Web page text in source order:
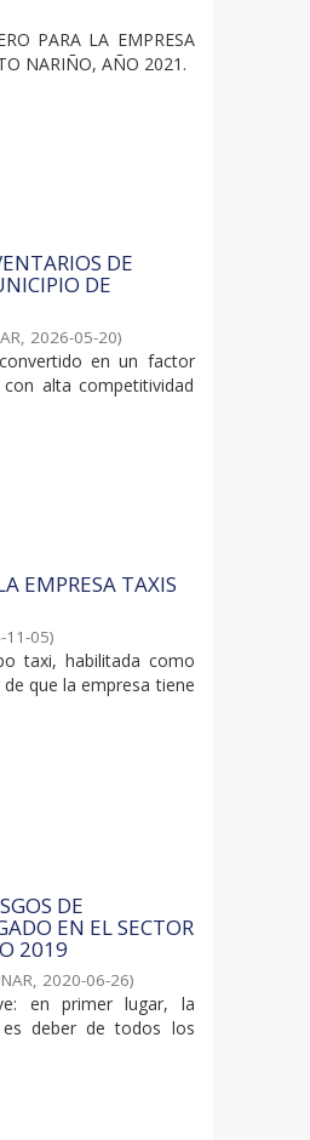
PARA LA EMPRESA
NARIÑO, AÑO 2021.
DE
DE
, 2026-05-20)
en un factor
alta competitividad
EMPRESA TAXIS
11-05)
taxi, habilitada como
que la empresa tiene
DE
EN EL SECTOR
2019
, 2020-06-26)
en primer lugar, la
es deber de todos los